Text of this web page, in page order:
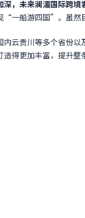
，未来澜湄国际跨
“一船游四国”。虽
内云贵川等多个省份
得更加丰富，提升整